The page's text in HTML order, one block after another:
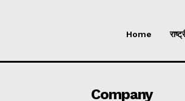
Home
Company